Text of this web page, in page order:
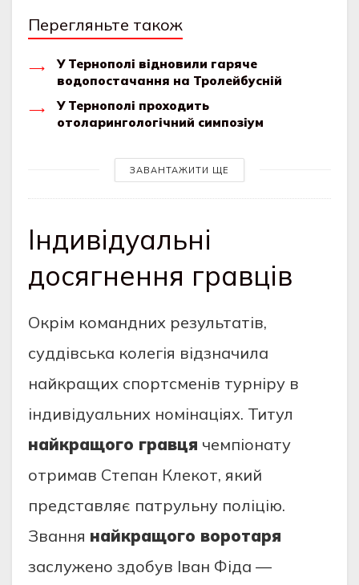
Перегляньте також
У Тернополі відновили гаряче
водопостачання на Тролейбусній
У Тернополі проходить
отоларингологічний симпозіум
ЗАВАНТАЖИТИ ЩЕ
Індивідуальні
досягнення гравців
Окрім командних результатів,
суддівська колегія відзначила
найкращих спортсменів турніру в
індивідуальних номінаціях. Титул
найкращого гравця чемпіонату
отримав Степан Клекот, який
представляє патрульну поліцію.
Звання найкращого воротаря
заслужено здобув Іван Фіда —